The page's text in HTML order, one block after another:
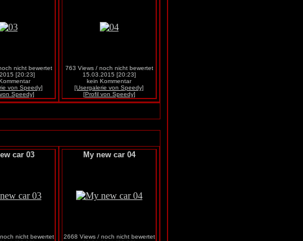
nicht bewertet
[20:23]
von Speedy]
Speedy]
763 Views / noch nicht bewertet
15.03.2015 [20:23]
kein Kommentar
[Usergalerie von Speedy]
[Profil von Speedy]
car 03
nicht bewertet
My new car 04
2668 Views / noch nicht bewertet